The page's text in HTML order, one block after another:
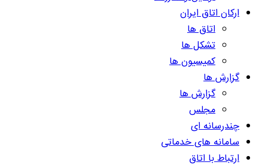
ارکان اتاق ایران
اتاق ها
تشکل ها
کمیسیون ها
گزارش ها
گزارش ها
مجلس
چندرسانه ای
سامانه های خدماتی
ارتباط با اتاق